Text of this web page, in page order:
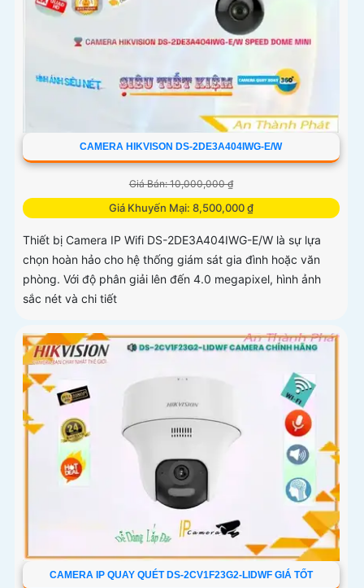
CAMERA HIKVISON DS-2DE3A404IWG-E/W
Giá Bán: 10,000,000 ₫
Giá Khuyến Mại: 8,500,000 ₫
Thiết bị Camera IP Wifi DS-2DE3A404IWG-E/W là sự lựa
chọn hoàn hảo cho hệ thống giám sát gia đình hoặc văn
phòng. Với độ phân giải lên đến 4.0 megapixel, hình ảnh
sắc nét và chi tiết
CAMERA IP QUAY QUÉT DS-2CV1F23G2-LIDWF GIÁ TỐT